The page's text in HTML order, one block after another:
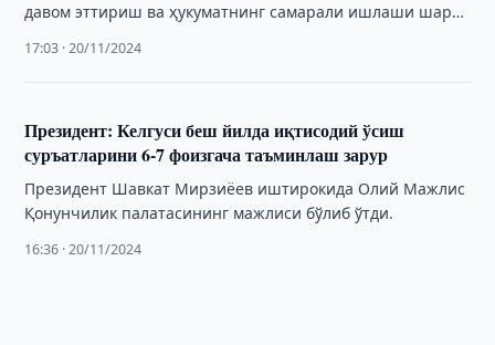
давом эттириш ва ҳукуматнинг самарали ишлаши шарти
17:03 · 20/11/2024
Президент: Келгуси беш йилда иқтисодий ўсиш
суръатларини 6-7 фоизгача таъминлаш зарур
Президент Шавкат Мирзиёев иштирокида Олий Мажлис
Қонунчилик палатасининг мажлиси бўлиб ўтди.
16:36 · 20/11/2024